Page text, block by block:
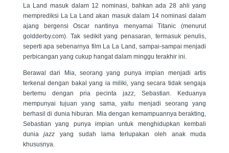
La Land masuk dalam 12 nominasi, bahkan ada 28 ahli yang
memprediksi La La Land akan masuk dalam 14 nominasi dalam
ajang bergensi Oscar nantinya menyamai Titanic (menurut
goldderby.com). Tak sedikit yang penasaran, termasuk penulis,
seperti apa sebenarnya film La La Land, sampai-sampai menjadi
perbicangan yang cukup hangat dalam minggu terakhir ini.
Berawal dari Mia, seorang yang punya impian menjadi artis
terkenal dengan bakal yang ia miliki, yang secara tidak sengaja
bertemu dengan pria pecinta jazz, Sebastian. Keduanya
mempunyai tujuan yang sama, yaitu menjadi seorang yang
berhasil di dunia hiburan. Mia dengan kemampuannya berakting,
Sebastian yang punya impian untuk menghidupkan kembali
duniajazz yang sudah lama terlupakan oleh anak muda
khususnya.